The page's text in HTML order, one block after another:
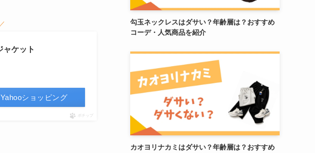
ャケット
Yahooショッピング
ポチップ
勾玉ネックレスはダサい？年齢層は？おすすめ
コーデ・人気商品を紹介
カオヨリナカミはダサい？年齢層は？おすすめ